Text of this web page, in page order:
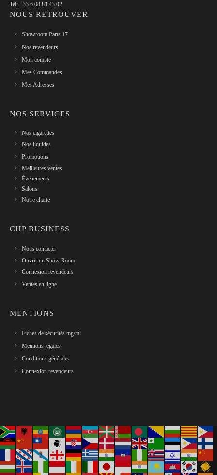
Tel: +33 6 08 83 43 02
NOUS RETROUVER
Showroom Paris 17
Nos revendeurs
Mon compte
Mes Commandes
Mes Adresses
NOS SERVICES
Nos cigarettes
Nos liquides
Promotions
Meilleures ventes
Événements
Salons
Notre charte
CHP BUSINESS
Nous contacter
Ouvrir un Show Room
Connexion revendeurs
Ventes en ligne
MENTIONS
Fiches de sécurités mg/ml
Mentions légales
Conditions générales
Connexion revendeurs